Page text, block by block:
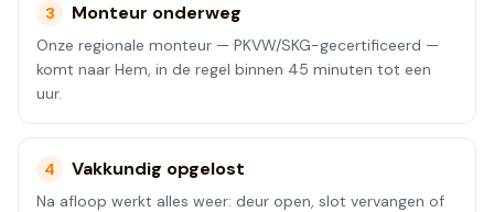
3 Monteur onderweg
Onze regionale monteur — PKVW/SKG-gecertificeerd —
komt naar Hem, in de regel binnen 45 minuten tot een
uur.
4 Vakkundig opgelost
Na afloop werkt alles weer: deur open, slot vervangen of